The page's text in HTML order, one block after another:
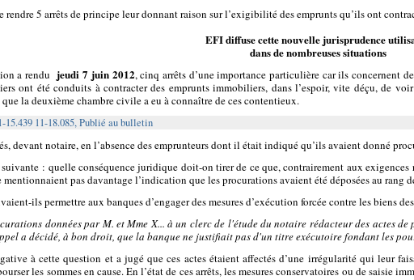
rendre 5 arrêts de principe leur donnant raison sur l’exigibilité des emprunts qu’ils ont
EFI diffuse cette nouvelle jurisprudence
dans de nombreuses situations
a rendu jeudi 7 juin 2012, cinq arrêts d’une importance particulière car ils concernent
ont été conduits à contracter des emprunts immobiliers, dans l’espoir, vite déçu, de
la deuxième chambre civile a eu à connaître de ces contentieux.
15.439 11-18.085, Publié au bulletin
devant notaire, en l’absence des emprunteurs dont il était indiqué qu’ils avaient donné
: quelle conséquence juridique doit-on tirer de ce que, contrairement aux
pas davantage l’indication que les procurations avaient été déposées au rang
ils permettre aux banques d’engager des mesures d’exécution forcée contre les biens
données par M. et Mme X... à un clerc de l'étude du notaire rédacteur des actes
a décidé, à bon droit, que la banque ne justifiait pas d'un titre exécutoire fondant les
à cette question et a jugé que ces actes étaient affectés d’une irrégularité qui leur
les sommes en cause. En l’état de ces arrêts, les mesures conservatoires ou de saisie